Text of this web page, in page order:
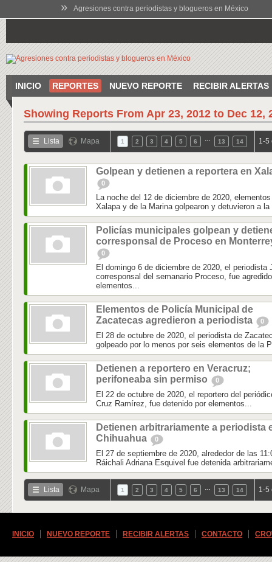
» Agresiones contra periodistas y blogueros en México
INICIO REPORTES NUEVO REPORTE RECIBIR ALERTAS
Showing Reports From Apr 23, 2012 to Dec 12,
Lista Mapa 1 2 3 4 5 6 13 14 1-5
Golpean y detienen a reportera en
0
La noche del 12 de diciembre de 2020,
Xalapa y de la Marina golpearon y detuvieron a la
Policías municipales golpean y
corresponsal de Proceso en
0
El domingo 6 de diciembre de 2020, el periodista
corresponsal del semanario Proceso, fue
elementos...
Elementos de Policía Municipal de
Zacatecas agredieron a periodista
0
El 28 de octubre de 2020, el periodista de
golpeado por lo menos por seis elementos de la
Detienen a reportero en Veracruz;
perifoneaba sin permiso
0
El 22 de octubre de 2020, el reportero del
Cruz Ramírez, fue detenido por elementos...
Detienen arbitrariamente a periodista
Chihuahua
0
El 27 de septiembre de 2020, alrededor de las
Ráichali Adriana Esquivel fue detenida
Lista Mapa 1 2 3 4 5 6 13 14 1-5
INICIO NUEVO REPORTE RECIBIR ALERTAS CONTACTO